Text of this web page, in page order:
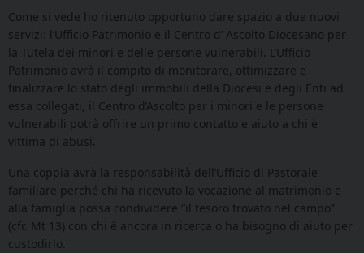
Come si vede ho ritenuto opportuno dare spazio a due nuovi
servizi: l’Ufficio Patrimonio e il Centro d’ Ascolto Diocesano per
la Tutela dei minori e delle persone vulnerabili. L’Ufficio
Patrimonio avrà il compito di monitorare, ottimizzare e
finalizzare lo stato degli immobili della Diocesi e degli Enti ad
essa collegati, il Centro d’Ascolto per i minori e le persone
vulnerabili potrà offrire un primo contatto e aiuto a chi è
vittima di abusi.
Una coppia avrà la responsabilità dell’Ufficio di Pastorale
familiare perché chi ha ricevuto la vocazione al matrimonio e
alla famiglia possa condividere “il tesoro trovato nel campo”
(cfr. Mt 13) con chi è ancora in ricerca o ha bisogno di aiuto per
custodirlo.